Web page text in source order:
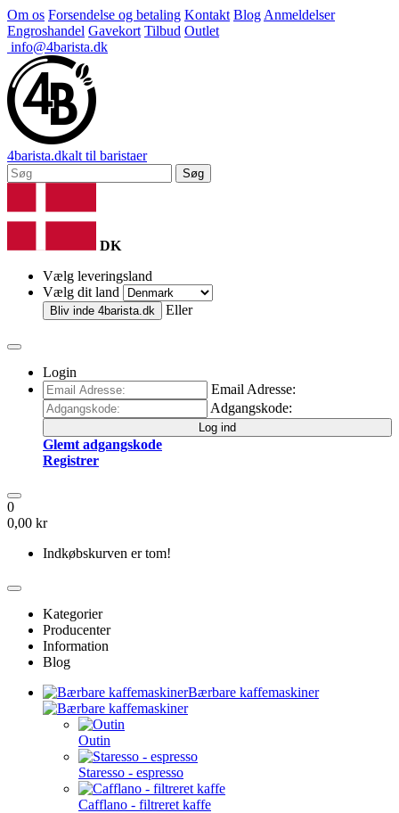
Om os Forsendelse og betaling Kontakt Blog Anmeldelser
Engroshandel Gavekort Tilbud Outlet
info@4barista.dk
4barista.dkalt til baristaer
Søg
DK
Vælg leveringsland
Vælg dit land
Bliv inde 4barista.dk Eller
Login
Email Adresse:
Adgangskode:
Log ind
Glemt adgangskode
Registrer
0
0,00 kr
Indkøbskurven er tom!
Kategorier
Producenter
Information
Blog
Bærbare kaffemaskiner
Outin
Staresso - espresso
Cafflano - filtreret kaffe